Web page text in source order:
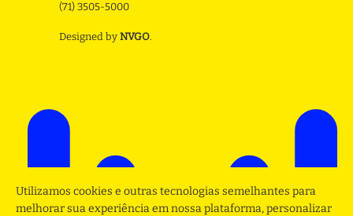
(71) 3505-5000
Designed by NVGO.
Utilizamos cookies e outras tecnologias semelhantes para
melhorar sua experiência em nossa plataforma, personalizar